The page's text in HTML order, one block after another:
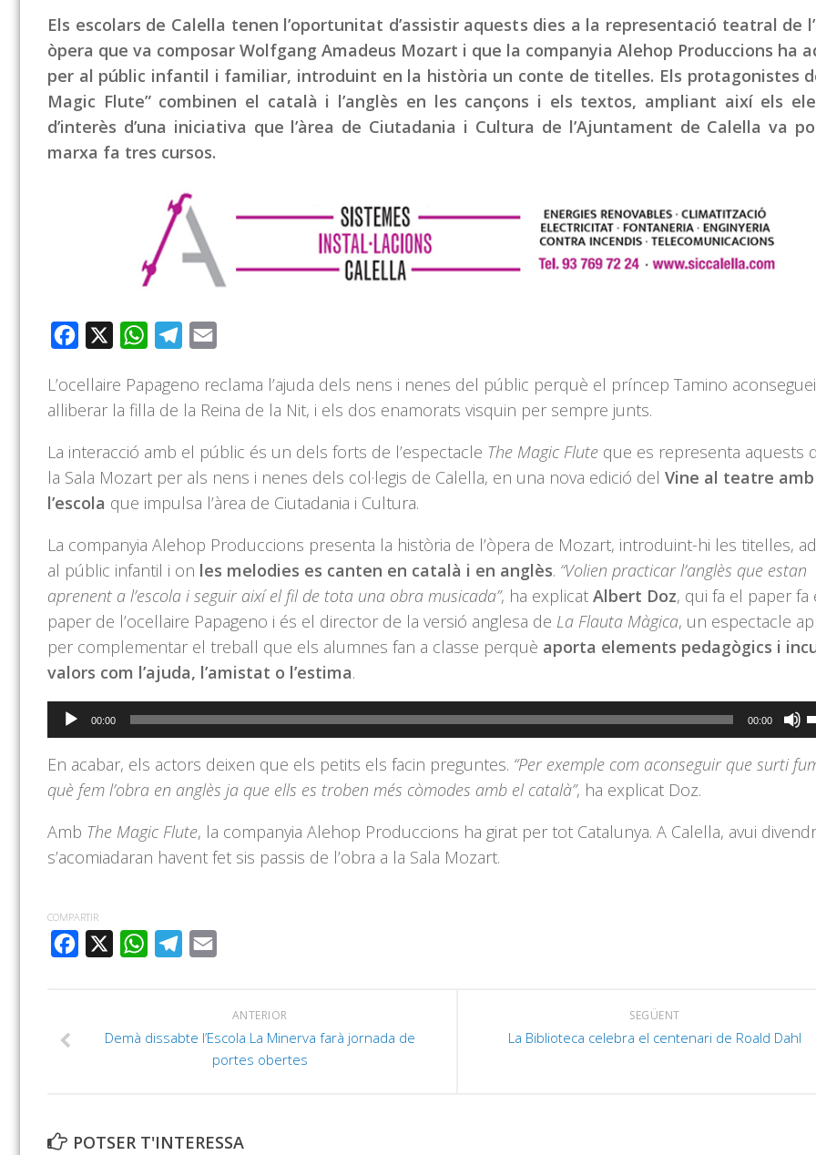
Els escolars de Calella tenen l’oportunitat d’assistir aquests dies a la representació teatral de
òpera que va composar Wolfgang Amadeus Mozart i que la companyia Alehop Produccions ha
per al públic infantil i familiar, introduint en la història un conte de titelles. Els protagonistes
Magic Flute” combinen el català i l’anglès en les cançons i els textos, ampliant així els
d’interès d’una iniciativa que l’àrea de Ciutadania i Cultura de l’Ajuntament de Calella va
marxa fa tres cursos.
Facebook WhatsAppTelegram
L’ocellaire Papageno reclama l’ajuda dels nens i nenes del públic perquè el príncep Tamino
alliberar la filla de la Reina de la Nit, i els dos enamorats visquin per sempre junts.
La interacció amb el públic és un dels forts de l’espectacle The Magic Flute que es representa aquests
la Sala Mozart per als nens i nenes dels col·legis de Calella, en una nova edició del Vine al teatre amb
l’escola que impulsa l’àrea de Ciutadania i Cultura.
La companyia Alehop Produccions presenta la història de l’òpera de Mozart, introduint-hi les titelles,
al públic infantil i on les melodies es canten en català i en anglès. “Volien practicar l’anglès que estan
aprenent a l’escola i seguir així el fil de tota una obra musicada”, ha explicat Albert Doz, qui fa el paper fa
paper de l’ocellaire Papageno i és el director de la versió anglesa de La Flauta Màgica, un espectacle
per complementar el treball que els alumnes fan a classe perquè aporta elements pedagògics i
valors com l’ajuda, l’amistat o l’estima.
Reproductor
d'àudio
00:00 00:00
En acabar, els actors deixen que els petits els facin preguntes. “Per exemple com aconseguir que surti
què fem l’obra en anglès ja que ells es troben més còmodes amb el català”, ha explicat Doz.
Amb The Magic Flute, la companyia Alehop Produccions ha girat per tot Catalunya. A Calella, avui
s’acomiadaran havent fet sis passis de l’obra a la Sala Mozart.
COMPARTIR
FACEBOOK
WHATSAPPTELEGRAM
SEGÜENT
La Biblioteca celebra el centenari de Roald Dahl
ANTERIOR
Demà dissabte l’Escola La Minerva farà jornada de
portes obertes
POTSER T'INTERESSA